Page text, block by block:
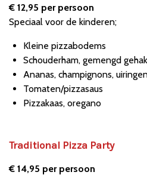
€ 12,95 per persoon
Speciaal voor de kinderen;
Kleine pizzabodems
Schouderham, gemengd
Ananas, champignons,
Tomaten/pizzasaus
Pizzakaas, oregano
Traditional Pizza Party
€ 14,95 per persoon